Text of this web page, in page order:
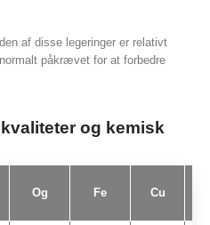
af ​​disse legeringer er relativt
påkrævet for at forbedre
og kemisk
Og Fe Cu